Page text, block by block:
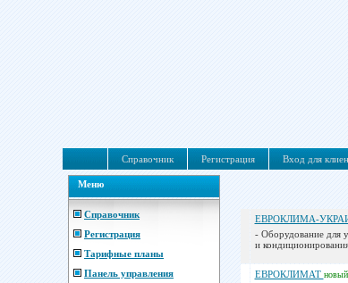
Справочник Регистрация Вход для
Меню
Справочник
Регистрация
Тарифные планы
Панель управления
ЕВРОКЛИМА-
- Оборудование для
и
ЕВРОКЛИМАТ новый